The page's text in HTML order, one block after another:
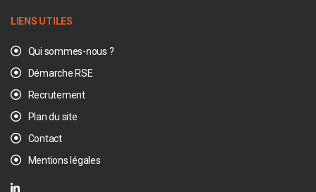
LIENS UTILES
Qui sommes-nous ?
Démarche RSE
Recrutement
Plan du site
Contact
Mentions légales